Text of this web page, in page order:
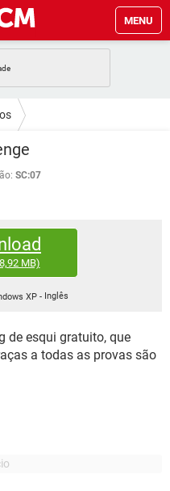
MENU
FACEBOOK
EXCEL
GMAIL
WHATSAPP
FACEBOOK
WHATSAPP
EXCEL
GMAIL
FACEBOOK
EXCEL
GMAIL
WHATSAPP
GMAIL
SC:07
MB)
XP- Inglês
de esqui gratuito, que
a todas as provas são